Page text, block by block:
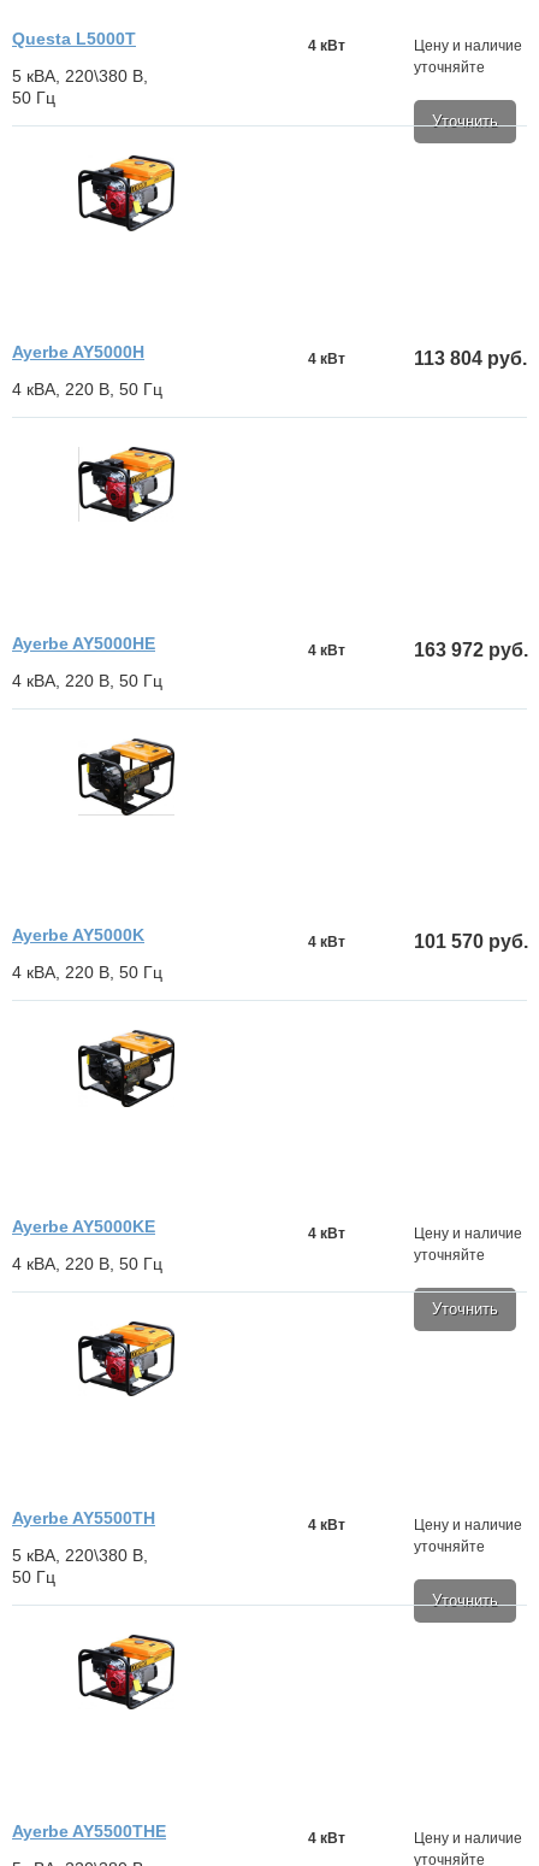
Questa L5000T
5 кВА, 220\380 В,
50 Гц
Цену и наличие
уточняйте
Уточнить
4 кВт
Ayerbe AY5000H
4 кВА, 220 В, 50 Гц
113 804 руб.
4 кВт
Ayerbe AY5000HE
4 кВА, 220 В, 50 Гц
163 972 руб.
4 кВт
Ayerbe AY5000K
4 кВА, 220 В, 50 Гц
101 570 руб.
4 кВт
Ayerbe AY5000KE
4 кВА, 220 В, 50 Гц
Цену и наличие
уточняйте
Уточнить
4 кВт
Ayerbe AY5500TH
5 кВА, 220\380 В,
50 Гц
Цену и наличие
уточняйте
Уточнить
4 кВт
Ayerbe AY5500THE
Цену и наличие
уточняйте
4 кВт